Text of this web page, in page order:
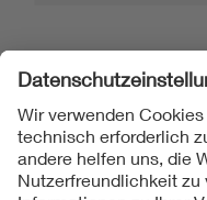
Folgen Sie uns